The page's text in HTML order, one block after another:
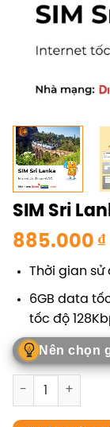
SIM Sri
885.000 ₫
Thời gian sử
6GB data
tốc độ
Nên chọn
SIM Sri Lanka số